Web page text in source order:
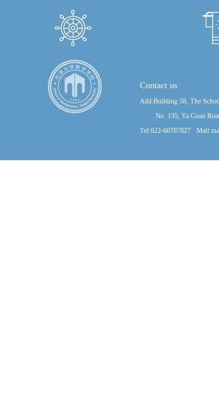
Contact us
Add:Building 58, The
No. 135, Ya Guan
Tel:022-60787827